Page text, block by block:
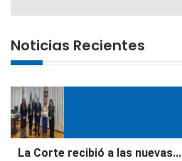
Noticias Recientes
La Corte recibió a las nuevas...